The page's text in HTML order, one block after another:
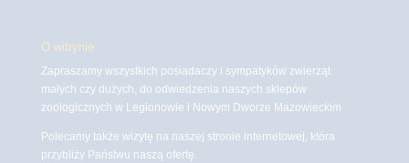
O witrynie
Zapraszamy wszystkich posiadaczy i sympatyków zwierząt
małych czy dużych, do odwiedzenia naszych sklepów
zoologicznych w Legionowie i Nowym Dworze Mazowieckim
Polecamy także wizytę na naszej stronie internetowej, która
przybliży Państwu naszą ofertę.